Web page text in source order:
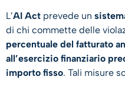
L’AI Act prevede un
di chi commette delle
percentuale del fatturato
all’esercizio finanziario
importo fisso. Tali misure